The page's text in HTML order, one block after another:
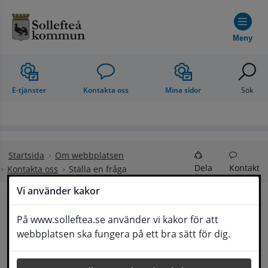
Vi använder kakor
På www.solleftea.se använder vi kakor för att
webbplatsen ska fungera på ett bra sätt för dig.
Meny
E-tjänster Kontakta oss Mina sidor Sök
Startsida
Om webbplatsen
Kontakta oss
Ställa en fråga Dela Kontakt
Ställa en fråga
Om din fråga är omfattande kan det bli aktuellt